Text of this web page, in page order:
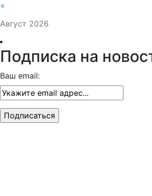
Август 2026
«
Подписка на
Ваш email: